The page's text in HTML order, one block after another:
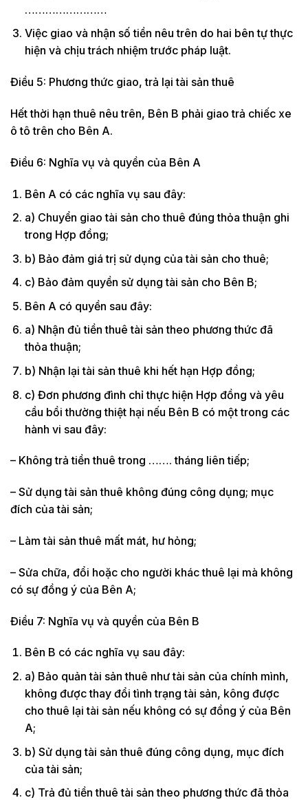
……………………
Việc giao và nhận số tiền nêu trên do hai bên tự thực
hiện và chịu trách nhiệm trước pháp luật.
Điều 5: Phương thức giao, trả lại tài sản thuê
Hết thời hạn thuê nêu trên, Bên B phải giao trả chiếc xe
ô tô trên cho Bên A.
Điều 6: Nghĩa vụ và quyền của Bên A
Bên A có các nghĩa vụ sau đây:
a) Chuyển giao tài sản cho thuê đúng thỏa thuận ghi
trong Hợp đồng;
b) Bảo đảm giá trị sử dụng của tài sản cho thuê;
c) Bảo đảm quyền sử dụng tài sản cho Bên B;
Bên A có quyền sau đây:
a) Nhận đủ tiền thuê tài sản theo phương thức đã
thỏa thuận;
b) Nhận lại tài sản thuê khi hết hạn Hợp đồng;
c) Đơn phương đình chỉ thực hiện Hợp đồng và yêu
cầu bồi thường thiệt hại nếu Bên B có một trong các
hành vi sau đây:
– Không trả tiền thuê trong ……. tháng liên tiếp;
– Sử dụng tài sản thuê không đúng công dụng; mục
đích của tài sản;
– Làm tài sản thuê mất mát, hư hỏng;
– Sửa chữa, đổi hoặc cho người khác thuê lại mà không
có sự đồng ý của Bên A;
Điều 7: Nghĩa vụ và quyền của Bên B
Bên B có các nghĩa vụ sau đây:
a) Bảo quản tài sản thuê như tài sản của chính mình,
không được thay đổi tình trạng tài sản, kông được
cho thuê lại tài sản nếu không có sự đồng ý của Bên
A;
b) Sử dụng tài sản thuê đúng công dụng, mục đích
của tài sản;
c) Trả đủ tiền thuê tài sản theo phương thức đã thỏa